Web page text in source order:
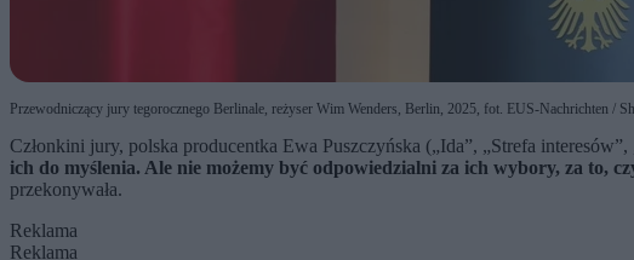
Przewodniczący jury tegorocznego Berlinale, reżyser Wim Wenders, Berlin, 2025, fot. EUS-Nachrichten /
Członkini jury, polska producentka Ewa Puszczyńska („Ida”, „Strefa
ich do myślenia. Ale nie możemy być odpowiedzialni za ich wybory, za to,
przekonywała.
Reklama
Reklama